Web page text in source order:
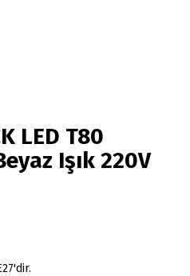
LED T80
Işık 220V